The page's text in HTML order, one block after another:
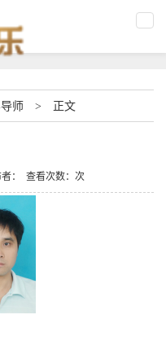
师 > 正文
： 查看次数：次